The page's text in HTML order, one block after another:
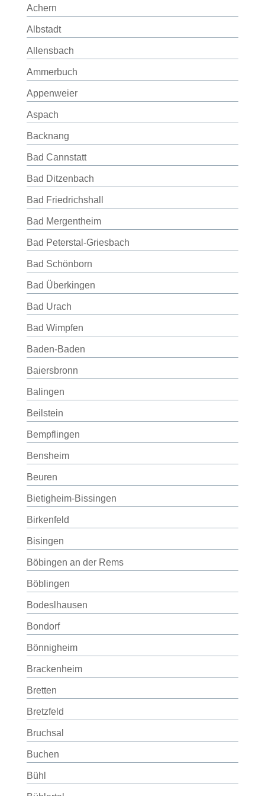
Achern
Albstadt
Allensbach
Ammerbuch
Appenweier
Aspach
Backnang
Bad Cannstatt
Bad Ditzenbach
Bad Friedrichshall
Bad Mergentheim
Bad Peterstal-Griesbach
Bad Schönborn
Bad Überkingen
Bad Urach
Bad Wimpfen
Baden-Baden
Baiersbronn
Balingen
Beilstein
Bempflingen
Bensheim
Beuren
Bietigheim-Bissingen
Birkenfeld
Bisingen
Böbingen an der Rems
Böblingen
Bodeslhausen
Bondorf
Bönnigheim
Brackenheim
Bretten
Bretzfeld
Bruchsal
Buchen
Bühl